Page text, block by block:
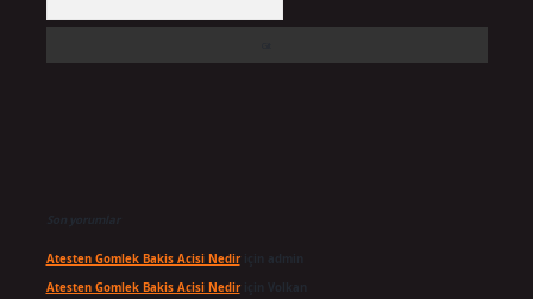
Son yorumlar
Atesten Gomlek Bakis Acisi Nediriçin
Atesten Gomlek Bakis Acisi Nediriçin